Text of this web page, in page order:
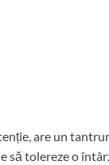
are un
să tolereze o